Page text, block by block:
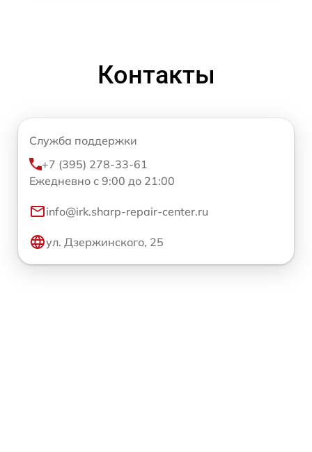
Контакты
Служба поддержки
+7 (395) 278-33-61
Ежедневно с 9:00 до 21:00
info@irk.sharp-repair-center.ru
ул. Дзержинского, 25